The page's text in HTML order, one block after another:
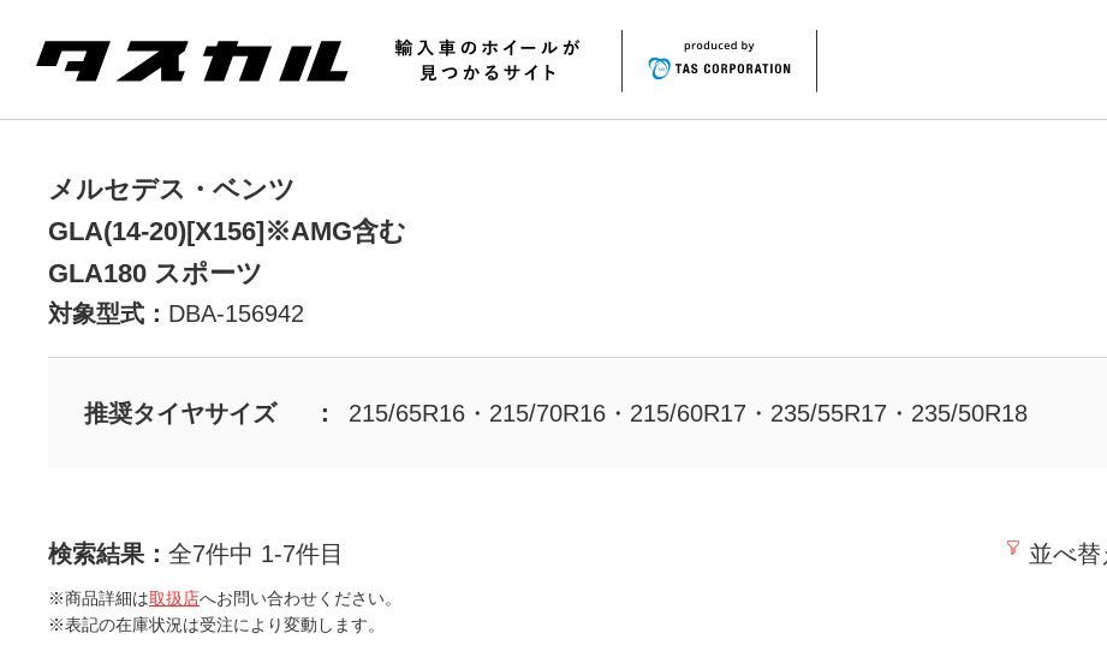
メルセデス・ベンツ
GLA(14-20)[X156]※AMG含む
GLA180 スポーツ
対象型式： DBA-156942
推奨タイヤサイズ 215/65R16・215/70R16・215/60R17・235/55R17・235/50R18
検索結果： 全7件中 1-7件目
※商品詳細は取扱店へお問い合わせください。
※表記の在庫状況は受注により変動します。
並べ替